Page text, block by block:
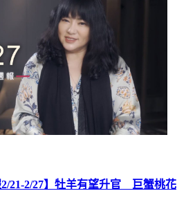
2/21-2/27】牡羊有望升官 巨蟹桃花